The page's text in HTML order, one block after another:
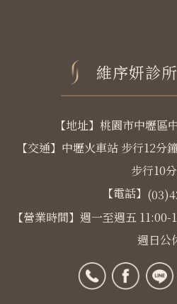
維序妍診
【地址】桃園市中壢區
【交通】中壢火車站 步行12分
步行10
【電話】
【營業時間】週一至週五
週日公